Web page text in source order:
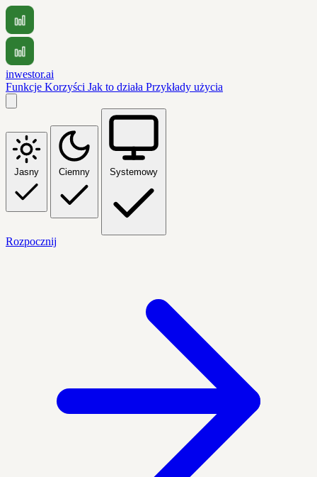
inwestor.ai
Funkcje Korzyści Jak to działa Przykłady użycia
Jasny Ciemny Systemowy
Rozpocznij